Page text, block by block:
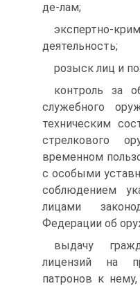
де-лам;
экспертно-
деятельность;
розыск лиц и
контроль за
служебного
техническим
стрелкового
временном
с особыми
соблюдением
лицами
Федерации об
выдачу
лицензий на
патронов к